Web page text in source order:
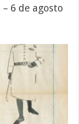
6 de agosto